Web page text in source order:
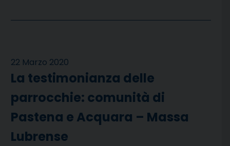
22 Marzo 2020
La testimonianza delle
parrocchie: comunità di
Pastena e Acquara – Massa
Lubrense